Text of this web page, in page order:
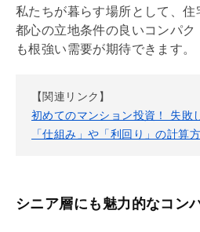
私たちが暮らす場所として、住
都心の立地条件の良いコンパ
も根強い需要が期待できます。
【関連リンク】
初めてのマンション投資！ 失敗
「仕組み」や「利回り」の計算
シニア層にも魅力的なコン